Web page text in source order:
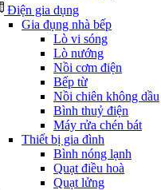
Điện gia dụng
Gia đụng nhà bếp
Lò vi sóng
Lò nướng
Nồi cơm điện
Bếp từ
Nồi chiên không dầu
Bình thuỷ điện
Máy rửa chén bát
Thiết bị gia đình
Bình nóng lạnh
Quạt điều hoà
Quạt lửng